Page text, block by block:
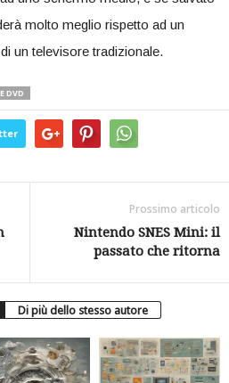
molto meglio rispetto ad un
un televisore tradizionale.
DVD
Prossimo articolo
Nintendo SNES Mini: il
passato che ritorna
Di più dello stesso autore